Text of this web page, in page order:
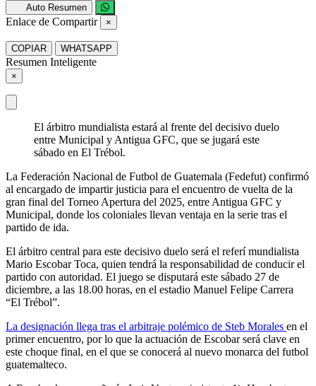
Auto Resumen
Enlace de Compartir ×
COPIAR WHATSAPP
Resumen Inteligente
×
El árbitro mundialista estará al frente del decisivo duelo
entre Municipal y Antigua GFC, que se jugará este
sábado en El Trébol.
La Federación Nacional de Futbol de Guatemala (Fedefut) confirmó
al encargado de impartir justicia para el encuentro de vuelta de la
gran final del Torneo Apertura del 2025, entre Antigua GFC y
Municipal, donde los coloniales llevan ventaja en la serie tras el
partido de ida.
El árbitro central para este decisivo duelo será el referí mundialista
Mario Escobar Toca, quien tendrá la responsabilidad de conducir el
partido con autoridad. El juego se disputará este sábado 27 de
diciembre, a las 18.00 horas, en el estadio Manuel Felipe Carrera
“El Trébol”.
La designación llega tras el arbitraje polémico de Steb Morales en el
primer encuentro, por lo que la actuación de Escobar será clave en
este choque final, en el que se conocerá al nuevo monarca del futbol
guatemalteco.